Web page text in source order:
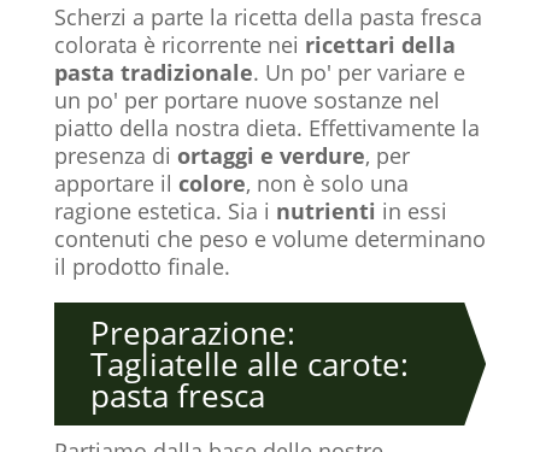
Scherzi a parte la ricetta della pasta fresca
colorata è ricorrente nei ricettari della
pasta tradizionale. Un po' per variare e
un po' per portare nuove sostanze nel
piatto della nostra dieta. Effettivamente la
presenza di ortaggi e verdure, per
apportare il colore, non è solo una
ragione estetica. Sia i nutrienti in essi
contenuti che peso e volume determinano
il prodotto finale.
Preparazione:
Tagliatelle alle carote:
pasta fresca